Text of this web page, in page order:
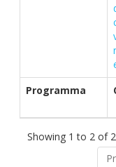
Programma
Showing 1 to 2 of